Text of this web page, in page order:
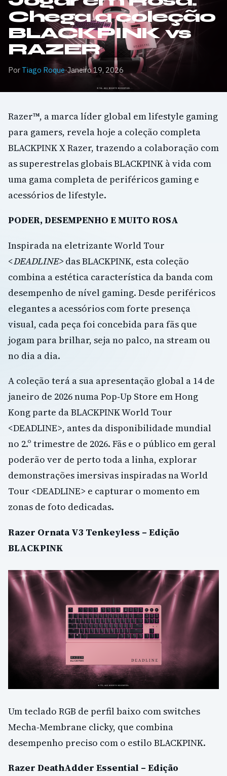
Chega a coleção
BLACKPINK vs
RAZER
Por Tiago Roque·Janeiro 19, 2026
Razer™, a marca líder global em lifestyle gaming
para gamers, revela hoje a coleção completa
BLACKPINK X Razer, trazendo a colaboração com
as superestrelas globais BLACKPINK à vida com
uma gama completa de periféricos gaming e
acessórios de lifestyle.
PODER, DESEMPENHO E MUITO ROSA
Inspirada na eletrizante World Tour
<DEADLINE> das BLACKPINK, esta coleção
combina a estética característica da banda com
desempenho de nível gaming. Desde periféricos
elegantes a acessórios com forte presença
visual, cada peça foi concebida para fãs que
jogam para brilhar, seja no palco, na stream ou
no dia a dia.
A coleção terá a sua apresentação global a 14 de
janeiro de 2026 numa Pop‑Up Store em Hong
Kong parte da BLACKPINK World Tour
<DEADLINE>, antes da disponibilidade mundial
no 2.º trimestre de 2026. Fãs e o público em geral
poderão ver de perto toda a linha, explorar
demonstrações imersivas inspiradas na World
Tour <DEADLINE> e capturar o momento em
zonas de foto dedicadas.
Razer Ornata V3 Tenkeyless – Edição
BLACKPINK
Um teclado RGB de perfil baixo com switches
Mecha‑Membrane clicky, que combina
desempenho preciso com o estilo BLACKPINK.
Razer DeathAdder Essential – Edição